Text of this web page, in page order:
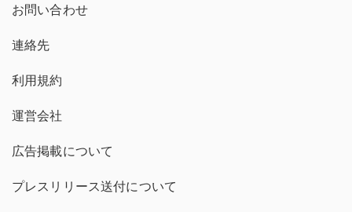
お問い合わせ
連絡先
利用規約
運営会社
広告掲載について
プレスリリース送付について